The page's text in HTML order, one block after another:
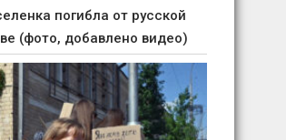
погибла от русской
(фото, добавлено видео)